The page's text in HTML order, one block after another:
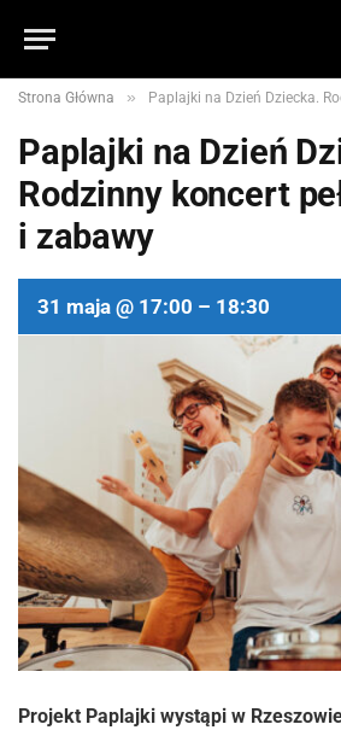
Strona Główna » Paplajki na Dzień Dziecka.
Paplajki na Dzień
Rodzinny koncert
i zabawy
31 maja @ 17:00 – 18:30
Projekt Paplajki wystąpi w